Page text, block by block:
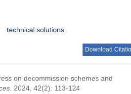
technical solutions
Download
on decommission schemes and
. 2024, 42(2): 113-124